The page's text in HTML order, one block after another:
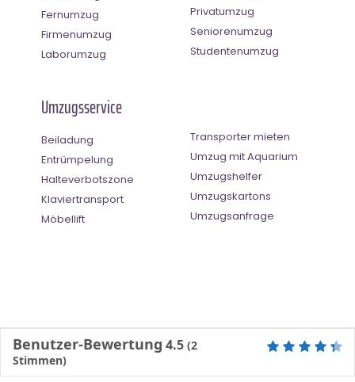
Fernumzug
Firmenumzug
Laborumzug
Privatumzug
Seniorenumzug
Studentenumzug
Umzugsservice
Beiladung
Entrümpelung
Halteverbotszone
Klaviertransport
Möbellift
Transporter mieten
Umzug mit Aquarium
Umzugshelfer
Umzugskartons
Umzugsanfrage
Benutzer-Bewertung 4.5 (2
Stimmen)